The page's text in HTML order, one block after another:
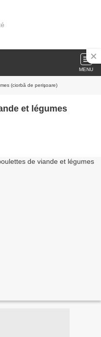
MENU
(ciorbă de perişoare)
et légumes